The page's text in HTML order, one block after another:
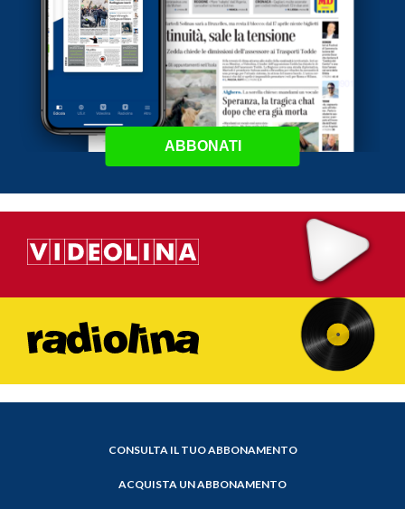
ABBONATI
CONSULTA IL TUO ABBONAMENTO
ACQUISTA UN ABBONAMENTO